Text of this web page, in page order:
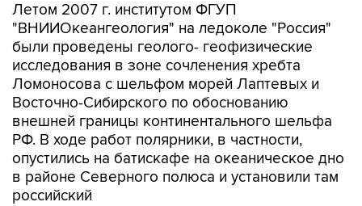
Летом 2007 г. институтом ФГУП
"ВНИИОкеангеология" на ледоколе "Россия"
были проведены геолого- геофизические
исследования в зоне сочленения хребта
Ломоносова с шельфом морей Лаптевых и
Восточно-Сибирского по обоснованию
внешней границы континентального шельфа
РФ. В ходе работ полярники, в частности,
опустились на батискафе на океаническое дно
в районе Северного полюса и установили там
российский